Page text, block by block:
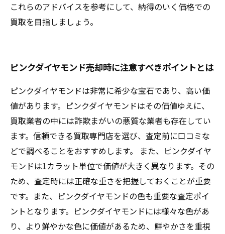
これらのアドバイスを参考にして、納得のいく価格での
買取を目指しましょう。
ピンクダイヤモンド売却時に注意すべきポイントとは
ピンクダイヤモンドは非常に希少な宝石であり、高い価
値があります。ピンクダイヤモンドはその価値ゆえに、
買取業者の中には詐欺まがいの悪質な業者も存在してい
ます。信頼できる買取専門店を選び、査定前に口コミな
どで調べることをおすすめします。 また、ピンクダイヤ
モンドは1カラット単位で価値が大きく異なります。その
ため、査定時には正確な重さを把握しておくことが重要
です。また、ピンクダイヤモンドの色も重要な査定ポイ
ントとなります。ピンクダイヤモンドには様々な色があ
り、より鮮やかな色に価値があるため、鮮やかさを重視